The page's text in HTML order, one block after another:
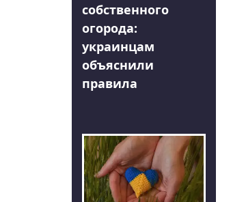
собственного
огорода:
украинцам
объяснили
правила